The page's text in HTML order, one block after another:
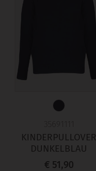
KINDERPULLOVER
DUNKELBLAU
€ 51,90